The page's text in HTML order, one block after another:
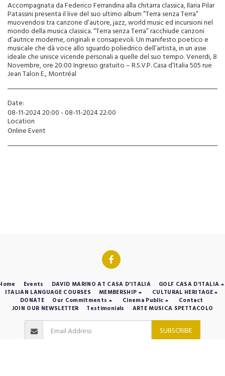
Accompagnata da Federico Ferrandina alla chitarra classica, Ilaria Pilar
Patassini presenta il live del suo ultimo album “Terra senza Terra”
muovendosi tra canzone d’autore, jazz, world music ed incursioni nel
mondo della musica classica. “Terra senza Terra” racchiude canzoni
d’autrice moderne, originali e consapevoli. Un manifesto poetico e
musicale che dà voce allo sguardo poliedrico dell’artista, in un asse
ideale che unisce vicende personali a quelle del suo tempo. Venerdi, 8
Novembre, ore 20:00 Ingresso gratuito – R.S.V.P. Casa d’Italia 505 rue
Jean Talon E., Montréal
Date:
08-11-2024 20:00 - 08-11-2024 22:00
Location
Online Event
Events DAVID MARINO AT CASA D'ITALIA
GOLF CASA D'ITALIA
ITALIAN LANGUAGE COURSES
MEMBERSHIP
CULTURAL HERITAGE
DONATE
Our Commitments Cinema Public
Contact
JOIN OUR NEWSLETTER
Testimonials ARTE MUSICA SPETTACOLO
SUBSCRIBE